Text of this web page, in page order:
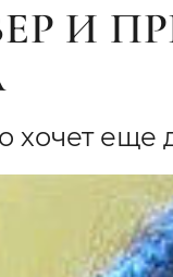
И
хочет еще